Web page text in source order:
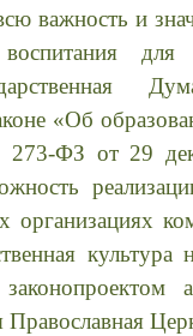
важность и
воспитания
«Об
ФЗ от 29
организациях
культура
Православная